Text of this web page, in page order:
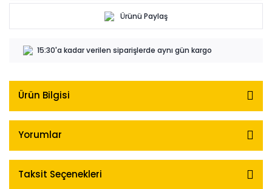
Ürünü Paylaş
15:30'a kadar verilen siparişlerde aynı gün kargo
Ürün Bilgisi
Yorumlar
Taksit Seçenekleri